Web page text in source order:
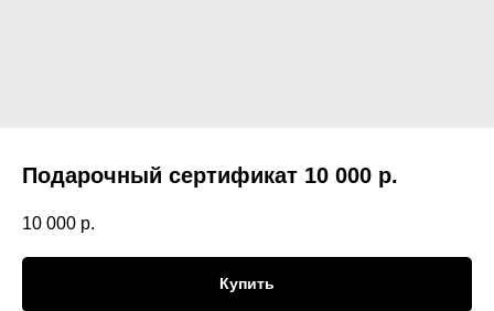
Подарочный сертификат 10 000 р.
10 000 р.
Купить